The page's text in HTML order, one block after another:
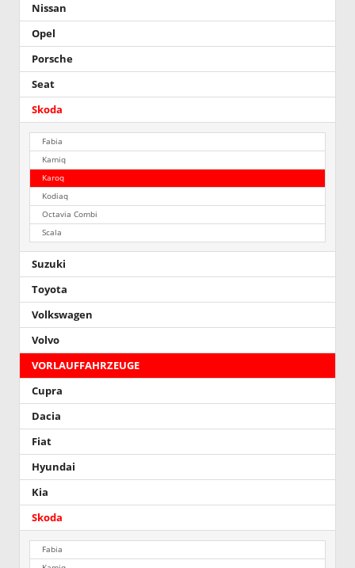
Nissan
Opel
Porsche
Seat
Skoda
Fabia
Kamiq
Karoq
Kodiaq
Octavia Combi
Scala
Suzuki
Toyota
Volkswagen
Volvo
VORLAUFFAHRZEUGE
Cupra
Dacia
Fiat
Hyundai
Kia
Skoda
Fabia